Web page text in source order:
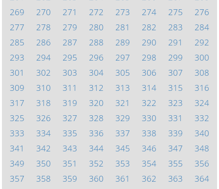
269
270 271 272 273 274 275
276
277
278 279 280 281 282 283
284
285
286 287 288 289 290 291
292
293
294 295 296 297 298 299
300
301
302 303 304 305 306 307
308
309
310 311 312 313 314 315
316
317
318 319 320 321 322 323
324
325
326 327 328 329 330 331
332
333
334 335 336 337 338 339
340
341
342 343 344 345 346 347
348
349
350 351 352 353 354 355
356
357
358 359 360 361 362 363
364